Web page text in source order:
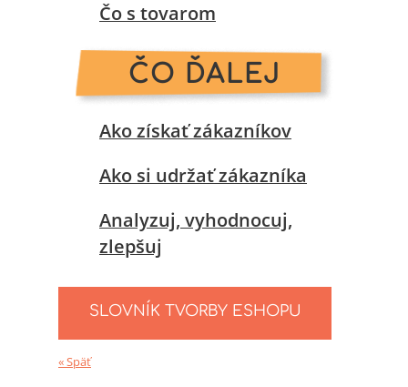
Čo s tovarom
ČO ĎALEJ
Ako získať zákazníkov
Ako si udržať zákazníka
Analyzuj, vyhodnocuj,
zlepšuj
SLOVNÍK TVORBY ESHOPU
« Späť